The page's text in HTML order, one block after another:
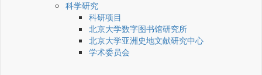
科学研究
科研项目
北京大学数字图书馆研究所
北京大学亚洲史地文献研究中心
学术委员会